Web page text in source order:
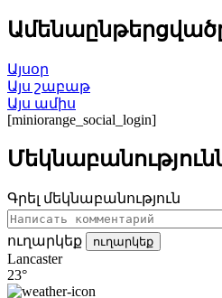
Այսօր
Այս շաբաթ
Այս ամիս
[miniorange_social_login]
Գրել մեկնաբանություն
ուղարկեք ուղարկեք
Lancaster
23°